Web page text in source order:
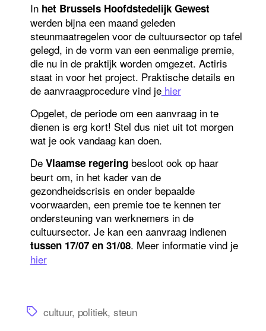
In het Brussels Hoofdstedelijk Gewest
werden bijna een maand geleden
steunmaatregelen voor de cultuursector op tafel
gelegd, in de vorm van een eenmalige premie,
die nu in de praktijk worden omgezet. Actiris
staat in voor het project. Praktische details en
de aanvraagprocedure vind jehier
Opgelet, de periode om een aanvraag in te
dienen is erg kort! Stel dus niet uit tot morgen
wat je ook vandaag kan doen.
De Vlaamse regeringbesloot ook op haar
beurt om, in het kader van de
gezondheidscrisis en onder bepaalde
voorwaarden, een premie toe te kennen ter
ondersteuning van werknemers in de
cultuursector. Je kan een aanvraag indienen
tussen 17/07 en 31/08. Meer informatie vind je
hier
Tagscultuur, politiek, steun